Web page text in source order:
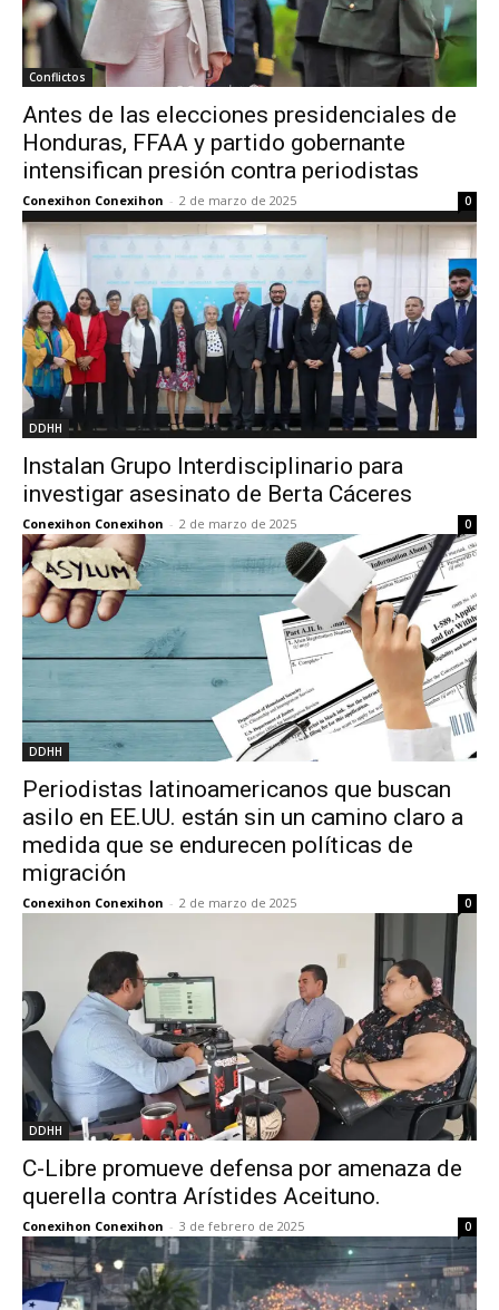
Conflictos
Antes de las elecciones presidenciales de
Honduras, FFAA y partido gobernante
intensifican presión contra periodistas
Conexihon Conexihon - 2 de marzo de 2025 0
DDHH
Instalan Grupo Interdisciplinario para
investigar asesinato de Berta Cáceres
Conexihon Conexihon - 2 de marzo de 2025 0
DDHH
Periodistas latinoamericanos que buscan
asilo en EE.UU. están sin un camino claro a
medida que se endurecen políticas de
migración
Conexihon Conexihon - 2 de marzo de 2025 0
DDHH
C-Libre promueve defensa por amenaza de
querella contra Arístides Aceituno.
Conexihon Conexihon - 3 de febrero de 2025 0